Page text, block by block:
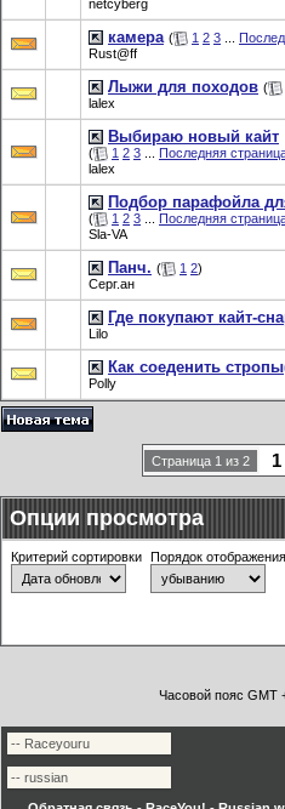
netcyberg
камера ( 1 2 3
Rust@ff
Лыжи для походов (
lalex
Выбираю новый кайт
( 1 2 3 Последняя
lalex
Подбор парафойла
( 1 2 3 Последняя
Sla-VA
Панч. ( 1 2)
Серг.ан
Где покупают кайт-
Lilo
Как соеденить
Polly
Страница 1 из 2 1
Опции просмотра
Критерий сортировки Порядок отображения
Часовой пояс GMT